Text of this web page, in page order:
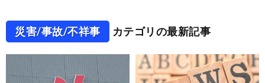
災害/事故/不祥事 カテゴリの最新記事